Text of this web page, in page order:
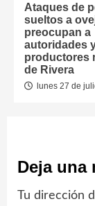
Ataques de
sueltos a
preocupan a
autoridades
productores
de Rivera
lunes 27 de
Deja una
Tu dirección